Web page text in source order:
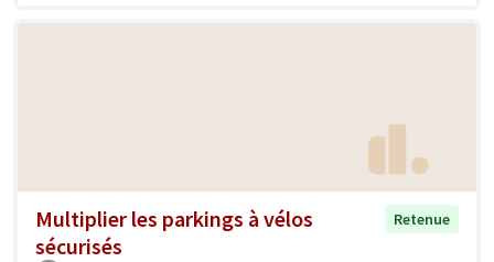
Multiplier les parkings à vélos
sécurisés
Retenue